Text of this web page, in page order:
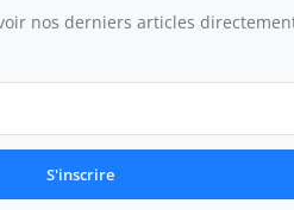
nos derniers articles
S'inscrire